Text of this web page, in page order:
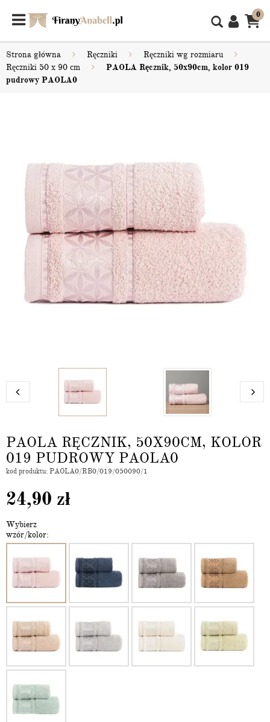
0
Strona główna Ręczniki
Ręczniki wg rozmiaru
Ręczniki 50 x 90 cm
PAOLA Ręcznik, 50x90cm, kolor 019
pudrowy PAOLA0
PAOLA RĘCZNIK, 50X90CM, KOLOR
019 PUDROWY PAOLA0
kod produktu: PAOLA0/RB0/019/050090/1
24,90 zł
Wybierz
wzór/kolor: